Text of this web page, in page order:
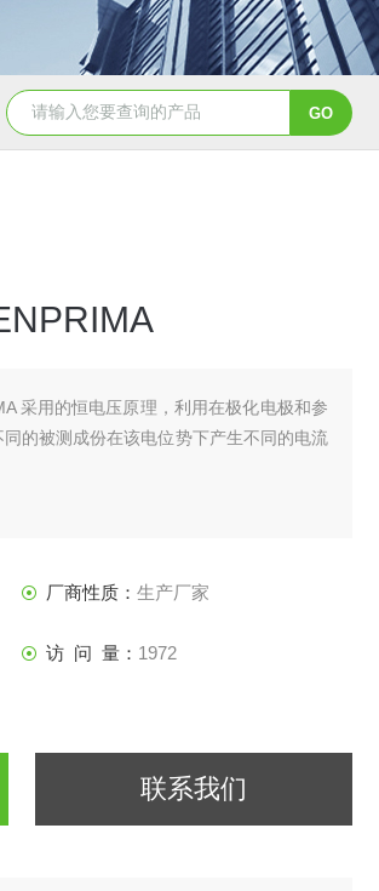
Aqualysis 300自来水消毒检测余氯/
采用的恒电压原理，利用在极化电极和参
的被测成份在该电位势下产生不同的电流
厂商性质： 生产厂家
访 问 量： 1972
联系我们